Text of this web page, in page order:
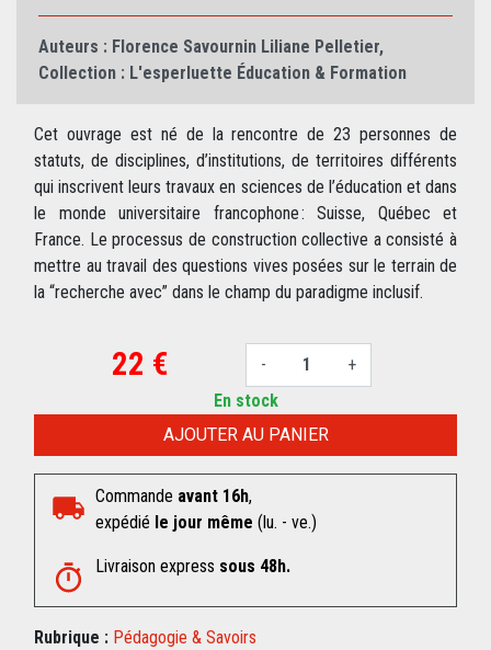
Auteurs : Florence Savournin Liliane Pelletier,
Collection : L'esperluette Éducation & Formation
Cet ouvrage est né de la rencontre de 23 personnes de
statuts, de disciplines, d’institutions, de territoires différents
qui inscrivent leurs travaux en sciences de l’éducation et dans
le monde universitaire francophone : Suisse, Québec et
France. Le processus de construction collective a consisté à
mettre au travail des questions vives posées sur le terrain de
la “recherche avec” dans le champ du paradigme inclusif.
22 € - +
AJOUTER AU PANIER
En stock
Commande avant 16h,
expédié le jour même (lu. - ve.)
Livraison express sous 48h.
Rubrique : Pédagogie & Savoirs